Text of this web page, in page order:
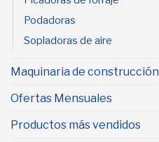
Podadoras
Sopladoras de aire
Maquinaria de construcción
Ofertas Mensuales
Productos más vendidos